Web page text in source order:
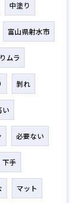
中塗り
富山県射水市
ムラ
剝れ
い
必要ない
下手
マット